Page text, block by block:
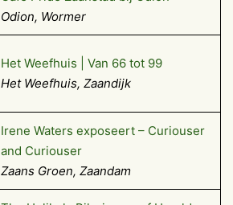
Odion, Wormer
Het Weefhuis | Van 66 tot 99
Het Weefhuis, Zaandijk
Irene Waters exposeert – Curiouser
and Curiouser
Zaans Groen, Zaandam